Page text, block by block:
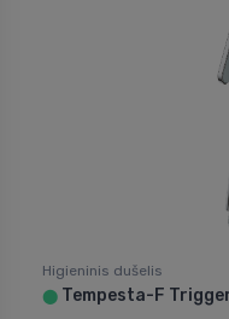
Higieninis dušelis
⬤ Tempesta-F